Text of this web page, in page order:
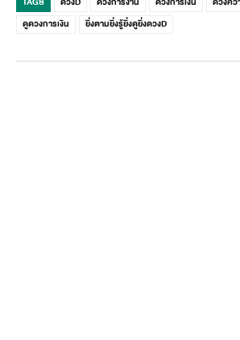
ดูดวงการเงิน
ยิ่งตามยิ่งรู้ยิ่งดูยิ่งดวงD